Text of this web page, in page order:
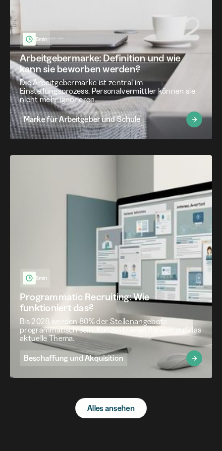
5min
Arbeitgebermarke: Definition und wie
kann sie beworben werden?
Die Arbeitgebermarke ist zentral im
Einstellungsprozess. Personalvermittler können sie
nicht mehr ignorieren.
Marke für Arbeitgeber und Schule
5min
Programmatic Recruiting: Wie
funktioniert das?
Bis 2028 werden 80% der Stellenangebote
programmatisch sein. Konzentrieren Sie sich auf das
aktuelle Thema.
Beschaffung und Akquisition
Alles ansehen